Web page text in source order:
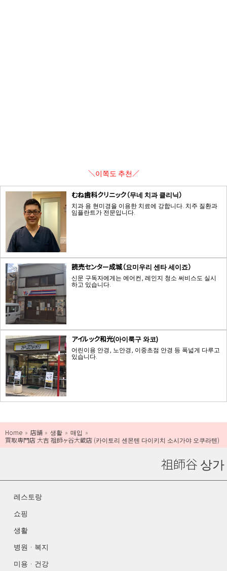
＼이쪽도 추천／
むね歯科クリニック（무네 치과 클리닉）
치과 용 현미경을 이용한 치료에 강합니다. 치주 질환과
임플란트가 전문입니다.
読売センター成城（요미우리 센타 세이죠）
신문 구독자에게는 에어컨, 레인지 청소 써비스도 실시
하고 있습니다.
アイルック和光(아이룩구 와코)
어린이용 안경, 노안경, 이중초점 안경 등 폭넓게 다루고
있습니다.
Home 店舗 생활
매입
買取専門店 大吉 祖師ヶ谷大蔵店 (카이토리 센몬텐 다이키치 소시가야 오쿠라텐)
祖師谷 상가
레스토랑
쇼핑
생활
병원 · 복지
미용 · 건강